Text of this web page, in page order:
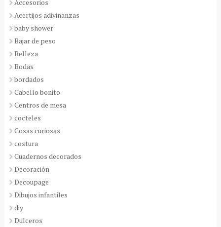
Accesorios
Acertijos adivinanzas
baby shower
Bajar de peso
Belleza
Bodas
bordados
Cabello bonito
Centros de mesa
cocteles
Cosas curiosas
costura
Cuadernos decorados
Decoración
Decoupage
Dibujos infantiles
diy
Dulceros